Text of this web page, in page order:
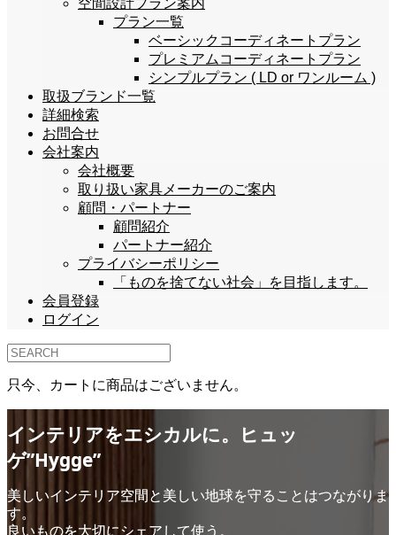
空間設計プラン案内
プラン一覧
ベーシックコーディネートプラン
プレミアムコーディネートプラン
シンプルプラン ( LD or ワンルーム )
取扱ブランド一覧
詳細検索
お問合せ
会社案内
会社概要
取り扱い家具メーカーのご案内
顧問・パートナー
顧問紹介
パートナー紹介
プライバシーポリシー
「ものを捨てない社会」を目指します。
会員登録
ログイン
只今、カートに商品はございません。
インテリアをエシカルに。ヒュッ
ゲ”Hygge”
美しいインテリア空間と美しい地球を守ることはつながりま
す。
良いものを大切にシェアして使う。